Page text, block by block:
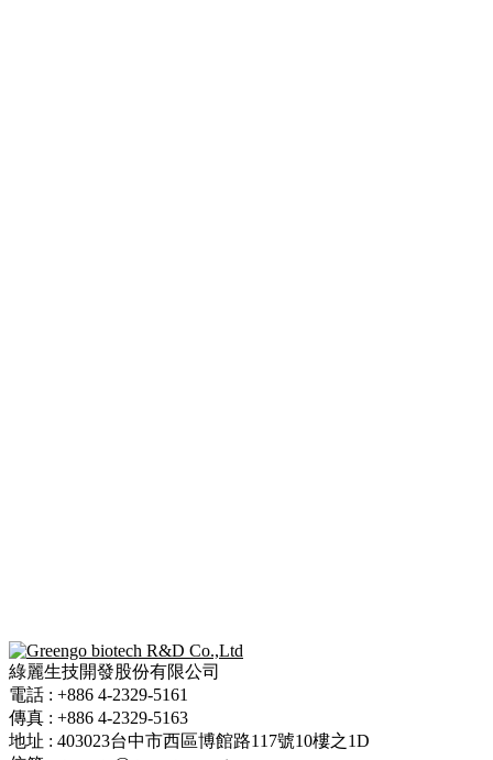
綠麗生技開發股份有限公司
電話 : +886 4-2329-5161
傳真 : +886 4-2329-5163
地址 : 403023台中市西區博館路117號10樓之1D